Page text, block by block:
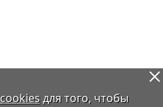
cookiesдля того, чтобы